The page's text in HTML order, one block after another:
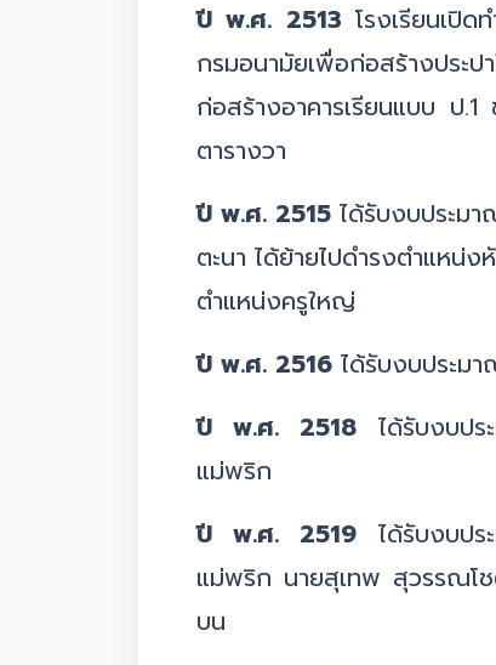
ปี พ.ศ. 2513 โรงเรียนเปิ
กรมอนามัยเพื่อก่อสร้างปร
ก่อสร้างอาคารเรียนแบบ
ตารางวา
ปี พ.ศ. 2515 ได้รับงบประ
ตะนา ได้ย้ายไปดำรงตำ
ตำแหน่งครูใหญ่
ปี พ.ศ. 2516 ได้รับงบประม
ปี พ.ศ. 2518 ได้รับงบป
แม่พริก
ปี พ.ศ. 2519 ได้รับงบป
แม่พริก นายสุเทพ สุวรรณโช
บน